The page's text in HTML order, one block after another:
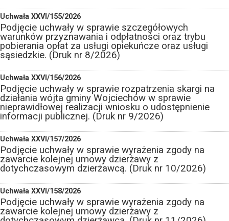
Uchwała XXVI/155/2026
Podjęcie uchwały w sprawie szczegółowych
warunków przyznawania i odpłatności oraz trybu
pobierania opłat za usługi opiekuńcze oraz usługi
sąsiedzkie. (Druk nr 8/2026)
Uchwała XXVI/156/2026
Podjęcie uchwały w sprawie rozpatrzenia skargi na
działania wójta gminy Wojciechów w sprawie
nieprawidłowej realizacji wniosku o udostępnienie
informacji publicznej. (Druk nr 9/2026)
Uchwała XXVI/157/2026
Podjęcie uchwały w sprawie wyrażenia zgody na
zawarcie kolejnej umowy dzierżawy z
dotychczasowym dzierżawcą. (Druk nr 10/2026)
Uchwała XXVI/158/2026
Podjęcie uchwały w sprawie wyrażenia zgody na
zawarcie kolejnej umowy dzierżawy z